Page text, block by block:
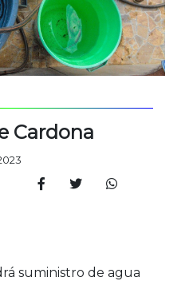
Cardona
suministro de agua